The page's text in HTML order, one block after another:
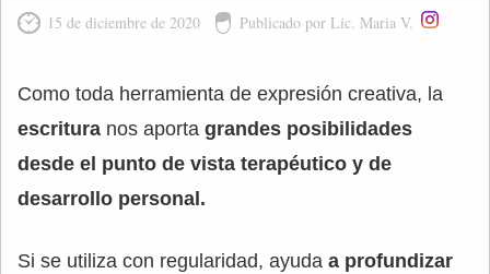
15 de diciembre de 2020 Publicado por Lic. Maria V.
Como toda herramienta de expresión creativa, la
escritura nos aporta grandes posibilidades
desde el punto de vista terapéutico y de
desarrollo personal.
Si se utiliza con regularidad, ayuda a profundizar